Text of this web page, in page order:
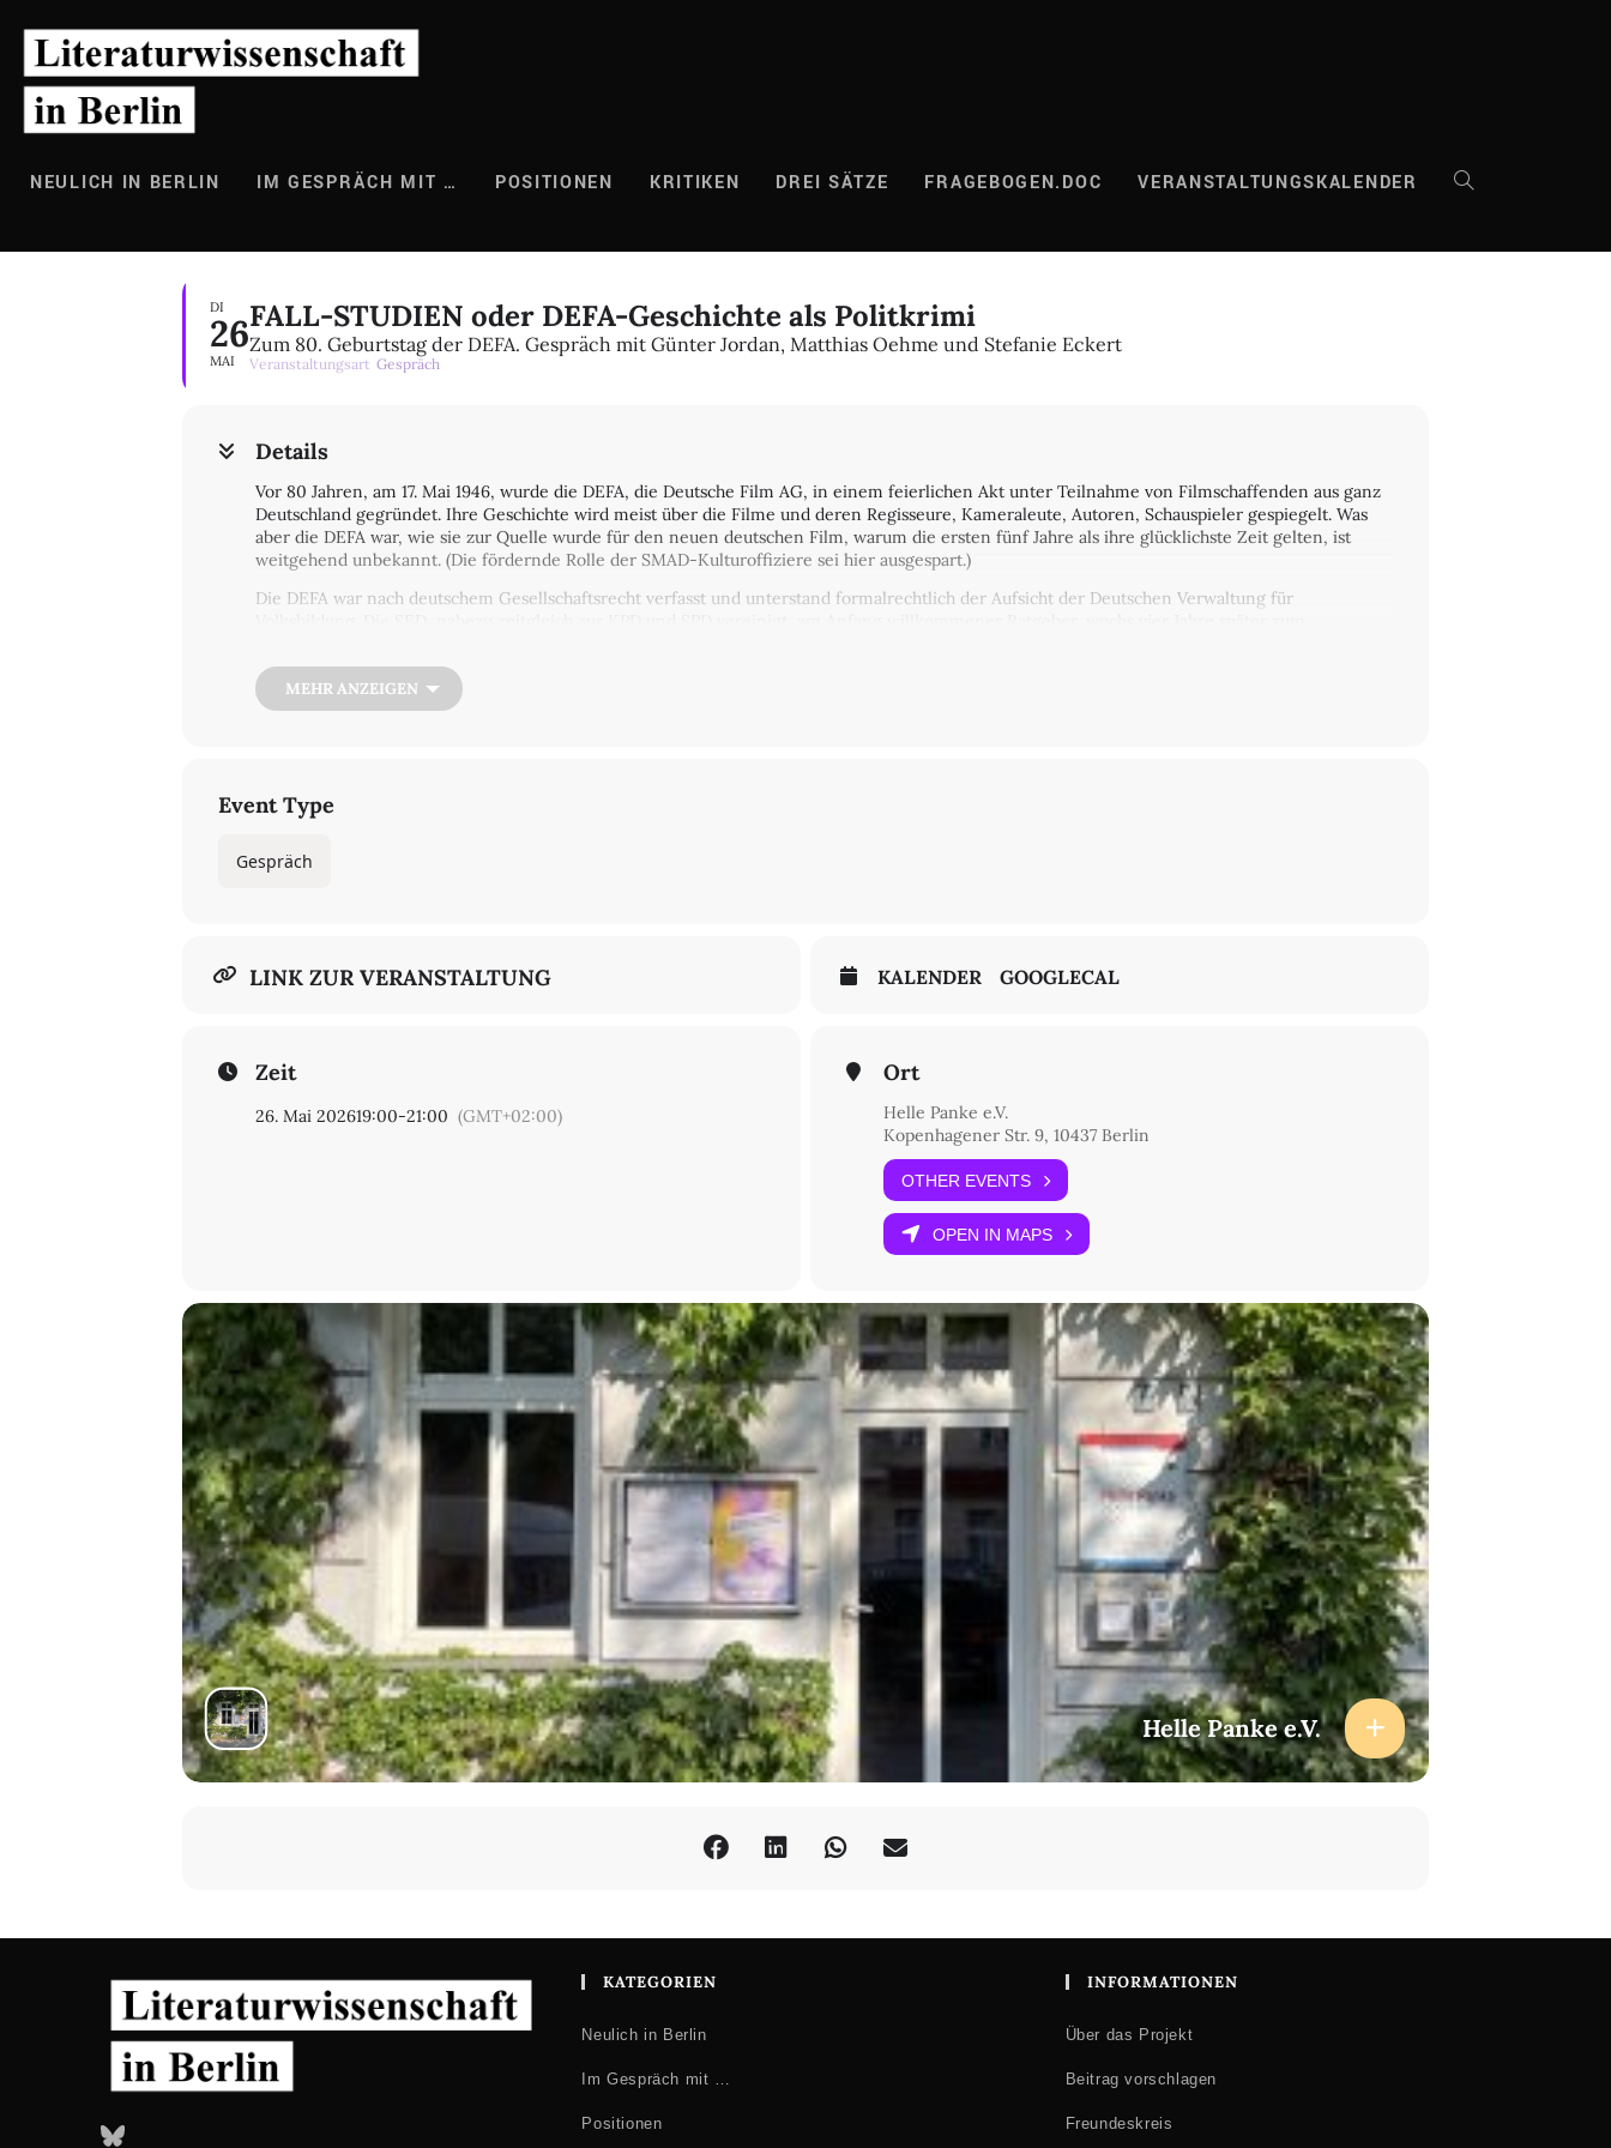
Inhalt
springen
NEULICH IN BERLIN IM GESPRÄCH MIT … POSITIONEN KRITIKEN DREI SÄTZE FRAGEBOGEN.DOC VERANSTALTUNGSKALENDER WEBSITE-
DI
26
MAI
FALL-STUDIEN oder DEFA-Geschichte als Politkrimi
Zum 80. Geburtstag der DEFA. Gespräch mit Günter Jordan, Matthias Oehme und Stefanie Eckert
Veranstaltungsart Gespräch
Details
Vor 80 Jahren, am 17. Mai 1946, wurde die DEFA, die Deutsche Film AG, in einem feierlichen Akt unter Teilnahme von Filmschaffenden aus ganz
Deutschland gegründet. Ihre Geschichte wird meist über die Filme und deren Regisseure, Kameraleute, Autoren, Schauspieler gespiegelt. Was
aber die DEFA war, wie sie zur Quelle wurde für den neuen deutschen Film, warum die ersten fünf Jahre als ihre glücklichste Zeit gelten, ist
weitgehend unbekannt. (Die fördernde Rolle der SMAD-Kulturoffiziere sei hier ausgespart.)
Die DEFA war nach deutschem Gesellschaftsrecht verfasst und unterstand formalrechtlich der Aufsicht der Deutschen Verwaltung für
und die Vertreibung von sechs der wichtigsten Leute aus dem DEFA-Vorstand: zwei Vorstandsvorsitzende, drei Vorständler, eine Direktorin. Von
ihnen soll an dem Abend anlässlich des 80. Geburtstags der DEFA die Rede sein.
Kosten: 2 €
MEHR ANZEIGEN
Event Type
Gespräch
LINK ZUR VERANSTALTUNG KALENDER GOOGLECAL
Zeit
26. Mai 202619:00-21:00 (GMT+02:00)
Ort
Helle Panke e.V.
Kopenhagener Str. 9, 10437 Berlin
OTHER EVENTS
OPEN IN MAPS
Helle Panke e.V.
Bluesky
KATEGORIEN
Neulich in Berlin
Im Gespräch mit …
Positionen
INFORMATIONEN
Über das Projekt
Beitrag vorschlagen
Freundeskreis